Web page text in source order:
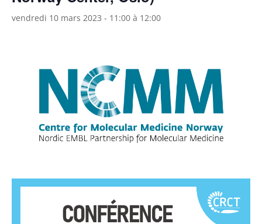
vendredi 10 mars 2023 - 11:00 à 12:00